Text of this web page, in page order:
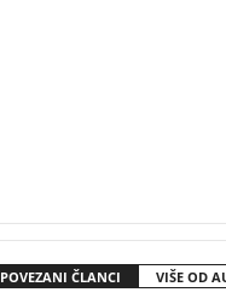
POVEZANI ČLANCI VIŠE OD